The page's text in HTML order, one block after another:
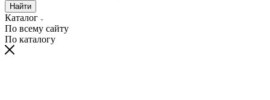
Найти
Каталог
По всему сайту
По каталогу